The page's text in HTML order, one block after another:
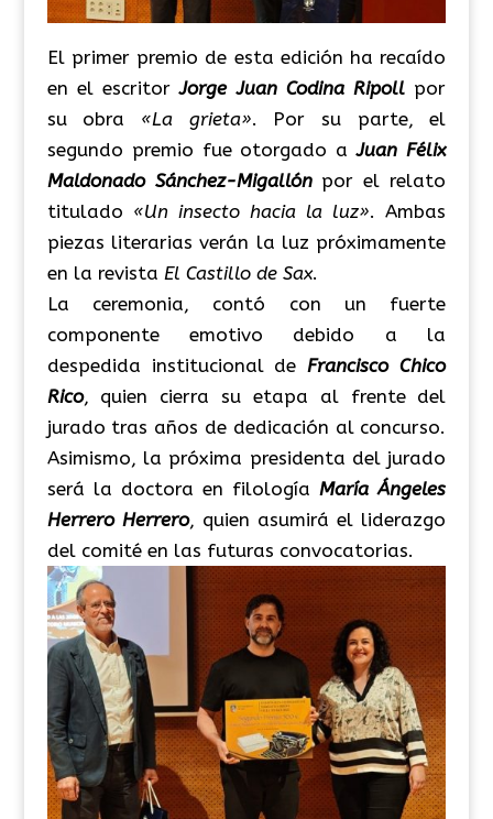
El primer premio de esta edición ha recaído
en el escritorJorge Juan Codina Ripoll por
su obra «La grieta». Por su parte, el
segundo premio fue otorgado aJuan Félix
Maldonado Sánchez-Migallónpor el relato
titulado «Un insecto hacia la luz». Ambas
piezas literarias verán la luz próximamente
en la revista El Castillo de Sax.
La ceremonia, contó con un fuerte
componente emotivo debido a la
despedida institucional de Francisco Chico
Rico, quien cierra su etapa al frente del
jurado tras años de dedicación al concurso.
Asimismo, la próxima presidenta del jurado
será la doctora en filología María Ángeles
Herrero Herrero, quien asumirá el liderazgo
del comité en las futuras convocatorias.